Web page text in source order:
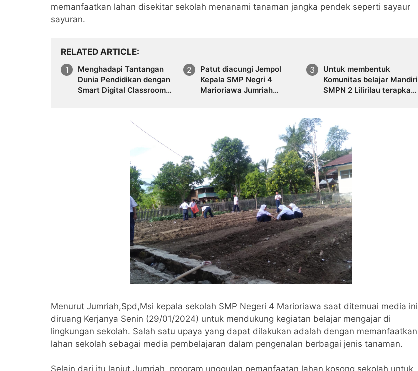
memanfaatkan lahan disekitar sekolah menanami tanaman jangka pendek seperti sayaur
sayuran.
RELATED ARTICLE
Menghadapi Tantangan
Dunia Pendidikan dengan
Smart Digital Classroom
Smart Class Device
Patut diacungi Jempol
Kepala SMP Negri 4
Marioriawa Jumriah
Untuk membentuk
Komunitas belajar Mandiri
SMPN 2 Lilirilau terapkan
Menurut Jumriah,Spd,Msi kepala sekolah SMP Negeri 4 Marioriawa saat ditemuai media ini
diruang Kerjanya Senin (29/01/2024) untuk mendukung kegiatan belajar mengajar di
lingkungan sekolah. Salah satu upaya yang dapat dilakukan adalah dengan memanfaatkan
lahan sekolah sebagai media pembelajaran dalam pengenalan berbagai jenis tanaman.
Selain dari itu lanjut Jumriah, program unggulan pemanfaatan lahan kosong sekolah untuk